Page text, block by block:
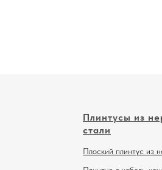
Плинтусы из
стали
Плоский плинтус из